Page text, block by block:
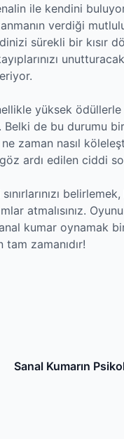
ile kendini
verdiği
sürekli bir kısır
yüksek ödüllerle
de bu durumu
zaman nasıl
ardı edilen ciddi
atmalısınız.
kumar oynamak
zamanıdır!
Sanal Kumarın